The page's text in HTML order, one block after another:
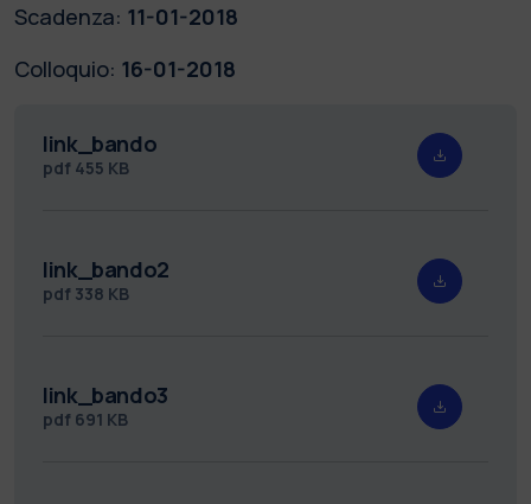
Scadenza: 11-01-2018
Colloquio: 16-01-2018
link_bando
pdf 455 KB
link_bando2
pdf 338 KB
link_bando3
pdf 691 KB